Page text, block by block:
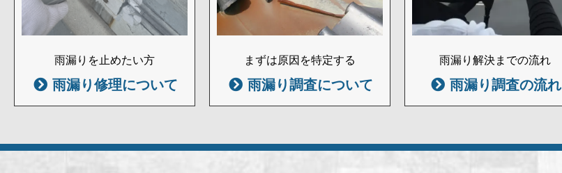
雨漏りを止めたい方
雨漏り修理について
まずは原因を特定する
雨漏り調査について
雨漏り解決までの流れ
雨漏り調査の流れ